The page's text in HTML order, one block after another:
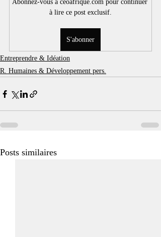
Abonnez-vous à ceoafrique.com pour continuer
à lire ce post exclusif.
S'abonner
Entreprendre & Idéation
R. Humaines & Développement pers.
Posts similaires